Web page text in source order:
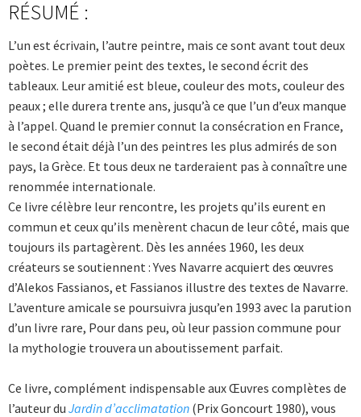
RÉSUMÉ :
L’un est écrivain, l’autre peintre, mais ce sont avant tout deux
poètes. Le premier peint des textes, le second écrit des
tableaux. Leur amitié est bleue, couleur des mots, couleur des
peaux ; elle durera trente ans, jusqu’à ce que l’un d’eux manque
à l’appel. Quand le premier connut la consécration en France,
le second était déjà l’un des peintres les plus admirés de son
pays, la Grèce. Et tous deux ne tarderaient pas à connaître une
renommée internationale.
Ce livre célèbre leur rencontre, les projets qu’ils eurent en
commun et ceux qu’ils menèrent chacun de leur côté, mais que
toujours ils partagèrent. Dès les années 1960, les deux
créateurs se soutiennent : Yves Navarre acquiert des œuvres
d’Alekos Fassianos, et Fassianos illustre des textes de Navarre.
L’aventure amicale se poursuivra jusqu’en 1993 avec la parution
d’un livre rare, Pour dans peu, où leur passion commune pour
la mythologie trouvera un aboutissement parfait.
Ce livre, complément indispensable aux Œuvres complètes de
l’auteur du Jardin d’acclimatation(Prix Goncourt 1980), vous